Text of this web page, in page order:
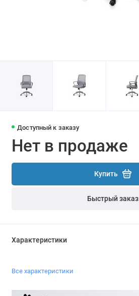
Доступный к заказу
Нет в продаже
Купить
Быстрый заказ
Характеристики
Все характеристики